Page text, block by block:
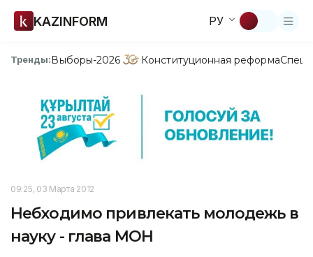
KAZINFORM РУ
Тренды:Выборы-2026 Конституционная реформа
09:25, 03 Марта 2012
Небходимо привлекать молодежь в
науку - глава МОН